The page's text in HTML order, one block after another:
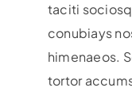
taciti
conubiays
himenaeos.
tortor